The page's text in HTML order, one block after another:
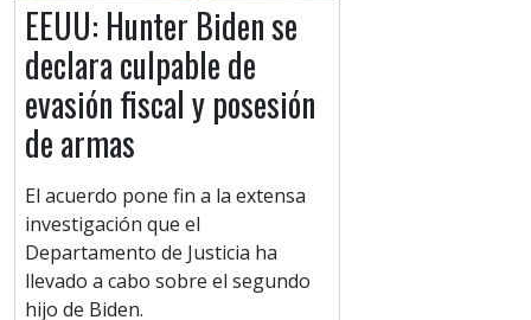
EEUU: Hunter Biden se
declara culpable de
evasión fiscal y posesión
de armas
El acuerdo pone fin a la extensa
investigación que el
Departamento de Justicia ha
llevado a cabo sobre el segundo
hijo de Biden.